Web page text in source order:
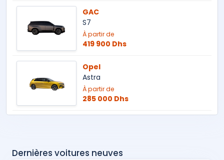
GAC
S7
À partir de
419 900 Dhs
Opel
Astra
À partir de
285 000 Dhs
Dernières voitures neuves